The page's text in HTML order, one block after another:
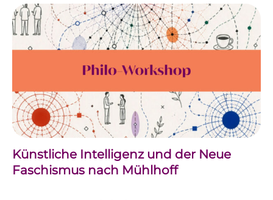
Künstliche Intelligenz und der Neue
Faschismus nach Mühlhoff